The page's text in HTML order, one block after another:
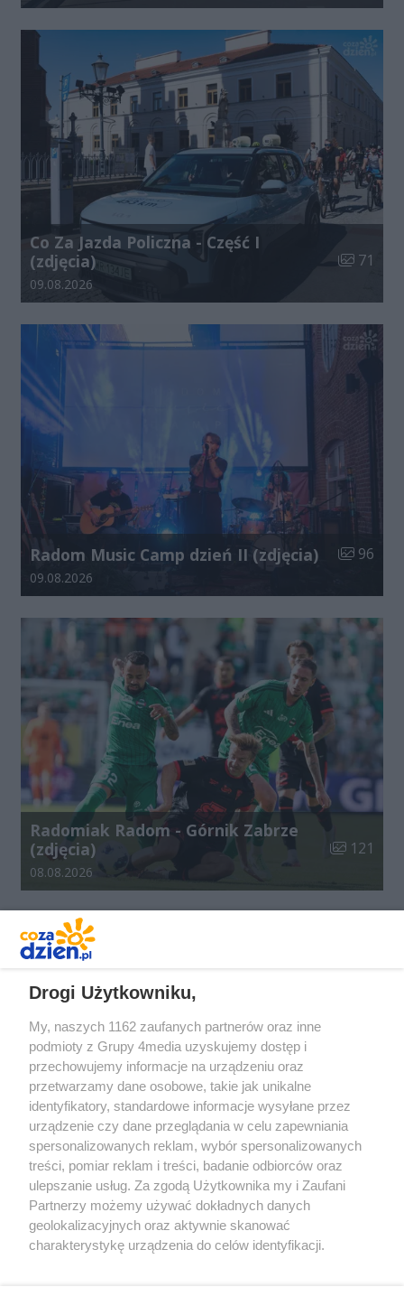
Co Za Jazda Policzna - Część I
(zdjęcia)
Liczba
71
Data dodania galerii:
09.08.2026
Radom Music Camp dzień II (zdjęcia) Liczba
96
Data dodania galerii:
09.08.2026
Radomiak Radom - Górnik Zabrze
(zdjęcia)
Liczba
121
Data dodania galerii:
08.08.2026
Redakcja Reklama Prywatność
Praca Łódź
the:protocol
Drogi Użytkowniku,
My, naszych 1162 zaufanych partnerów oraz inne
podmioty z Grupy 4media uzyskujemy dostęp i
przechowujemy informacje na urządzeniu oraz
przetwarzamy dane osobowe, takie jak unikalne
identyfikatory, standardowe informacje wysyłane przez
urządzenie czy dane przeglądania w celu zapewniania
spersonalizowanych reklam, wybór spersonalizowanych
treści, pomiar reklam i treści, badanie odbiorców oraz
ulepszanie usług. Za zgodą Użytkownika my i Zaufani
Partnerzy możemy używać dokładnych danych
geolokalizacyjnych oraz aktywnie skanować
charakterystykę urządzenia do celów identyfikacji.